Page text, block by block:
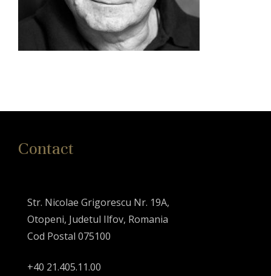
Contact
Str. Nicolae Grigorescu Nr. 19A,
Otopeni, Judetul Ilfov, Romania
Cod Postal 075100
+40 21.405.11.00